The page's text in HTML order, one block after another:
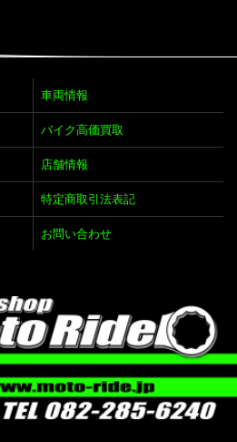
車両情報
バイク高価買取
店舗情報
特定商取引法表記
お問い合わせ